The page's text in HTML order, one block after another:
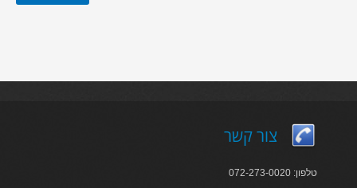
צור קשר
טלפון: 072-273-0020